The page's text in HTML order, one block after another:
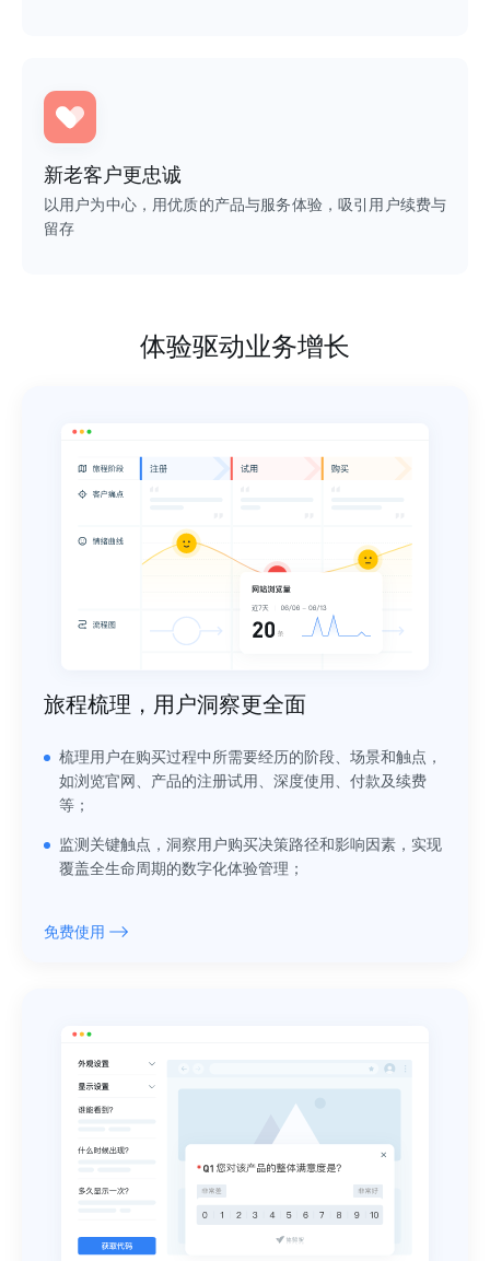
新老客户更忠诚
以用户为中心，用优质的产品与服务体验，吸引用户续费与
留存
体验驱动业务增长
旅程梳理，用户洞察更全面
梳理用户在购买过程中所需要经历的阶段、场景和触点，
如浏览官网、产品的注册试用、深度使用、付款及续费
等；
监测关键触点，洞察用户购买决策路径和影响因素，实现
覆盖全生命周期的数字化体验管理；
免费使用